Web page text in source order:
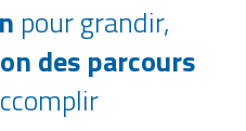
pour grandir,
des parcours